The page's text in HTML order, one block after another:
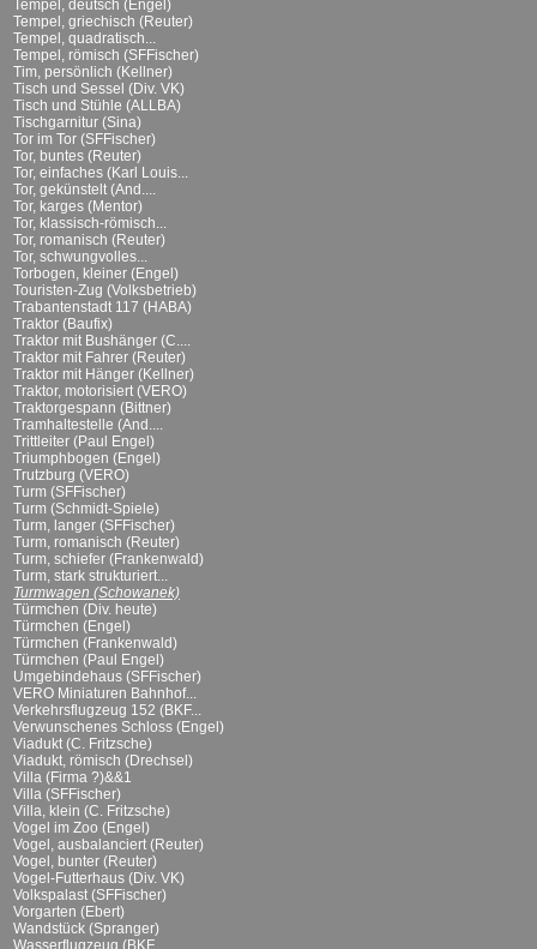
Tempel, deutsch (Engel)
Tempel, griechisch (Reuter)
Tempel, quadratisch...
Tempel, römisch (SFFischer)
Tim, persönlich (Kellner)
Tisch und Sessel (Div. VK)
Tisch und Stühle (ALLBA)
Tischgarnitur (Sina)
Tor im Tor (SFFischer)
Tor, buntes (Reuter)
Tor, einfaches (Karl Louis...
Tor, gekünstelt (And....
Tor, karges (Mentor)
Tor, klassisch-römisch...
Tor, romanisch (Reuter)
Tor, schwungvolles...
Torbogen, kleiner (Engel)
Touristen-Zug (Volksbetrieb)
Trabantenstadt 117 (HABA)
Traktor (Baufix)
Traktor mit Bushänger (C....
Traktor mit Fahrer (Reuter)
Traktor mit Hänger (Kellner)
Traktor, motorisiert (VERO)
Traktorgespann (Bittner)
Tramhaltestelle (And....
Trittleiter (Paul Engel)
Triumphbogen (Engel)
Trutzburg (VERO)
Turm (SFFischer)
Turm (Schmidt-Spiele)
Turm, langer (SFFischer)
Turm, romanisch (Reuter)
Turm, schiefer (Frankenwald)
Turm, stark strukturiert...
Turmwagen (Schowanek)
Türmchen (Div. heute)
Türmchen (Engel)
Türmchen (Frankenwald)
Türmchen (Paul Engel)
Umgebindehaus (SFFischer)
VERO Miniaturen Bahnhof...
Verkehrsflugzeug 152 (BKF...
Verwunschenes Schloss (Engel)
Viadukt (C. Fritzsche)
Viadukt, römisch (Drechsel)
Villa (Firma ?)&&1
Villa (SFFischer)
Villa, klein (C. Fritzsche)
Vogel im Zoo (Engel)
Vogel, ausbalanciert (Reuter)
Vogel, bunter (Reuter)
Vogel-Futterhaus (Div. VK)
Volkspalast (SFFischer)
Vorgarten (Ebert)
Wandstück (Spranger)
Wasserflugzeug (BKF